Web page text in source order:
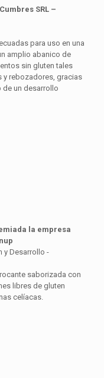
SRL –
para uso en una
amplio abanico de
sin gluten tales
rebozadores, gracias
un desarrollo
la empresa
y Desarrollo -
saborizada con
libres de gluten
celíacas.